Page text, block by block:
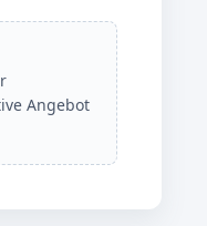
Angebot